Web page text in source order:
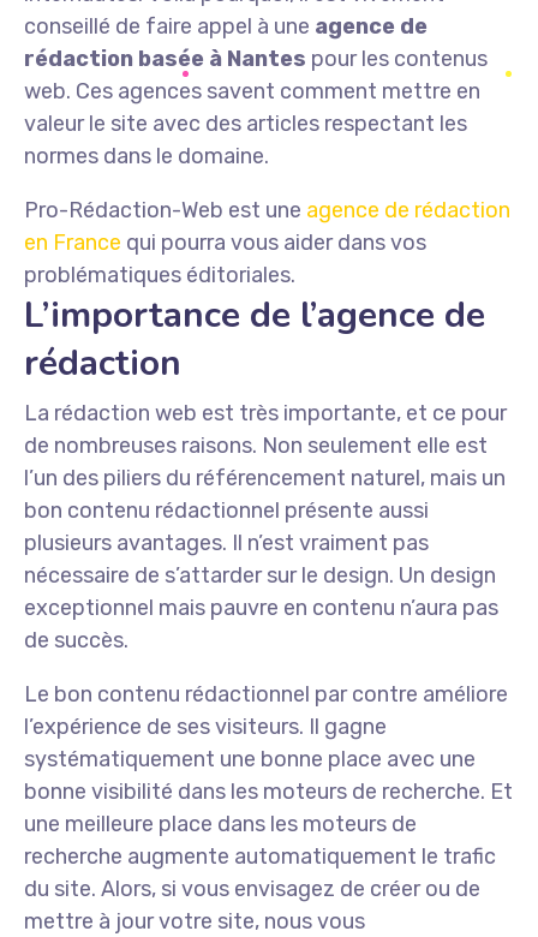
conseillé de faire appel à une agence de
rédaction basée à Nantes pour les contenus
web. Ces agences savent comment mettre en
valeur le site avec des articles respectant les
normes dans le domaine.
Pro-Rédaction-Web est une agence de rédaction
en France qui pourra vous aider dans vos
problématiques éditoriales.
L’importance de l’agence de
rédaction
La rédaction web est très importante, et ce pour
de nombreuses raisons. Non seulement elle est
l’un des piliers du référencement naturel, mais un
bon contenu rédactionnel présente aussi
plusieurs avantages. Il n’est vraiment pas
nécessaire de s’attarder sur le design. Un design
exceptionnel mais pauvre en contenu n’aura pas
de succès.
Le bon contenu rédactionnel par contre améliore
l’expérience de ses visiteurs. Il gagne
systématiquement une bonne place avec une
bonne visibilité dans les moteurs de recherche. Et
une meilleure place dans les moteurs de
recherche augmente automatiquement le trafic
du site. Alors, si vous envisagez de créer ou de
mettre à jour votre site, nous vous